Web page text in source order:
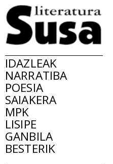
IDAZLEAK
NARRATIBA
POESIA
SAIAKERA
MPK
LISIPE
GANBILA
BESTERIK